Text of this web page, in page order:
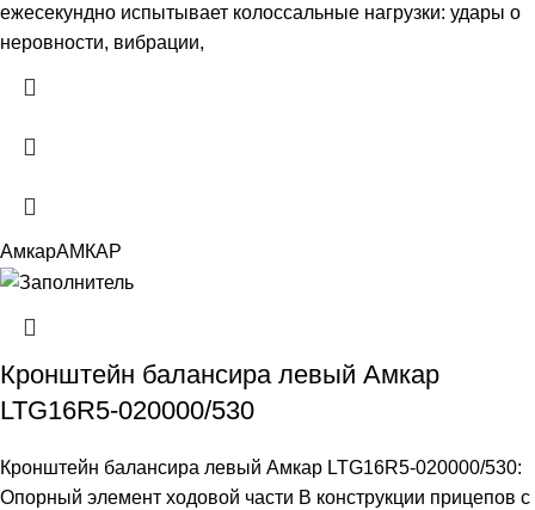
ежесекундно испытывает колоссальные нагрузки: удары о
неровности, вибрации,
АмкарАМКАР
Кронштейн балансира левый Амкар
LTG16R5-020000/530
Кронштейн балансира левый Амкар LTG16R5-020000/530:
Опорный элемент ходовой части В конструкции прицепов с